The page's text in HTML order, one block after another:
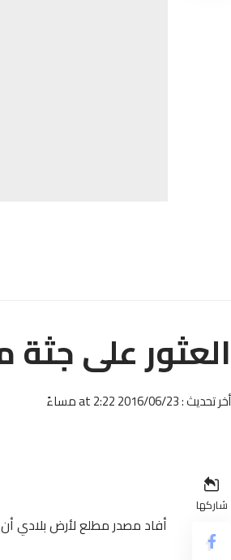
العثور على
أخر تحديث : 2016/06/23 at 2:22 مساءً
شاركها